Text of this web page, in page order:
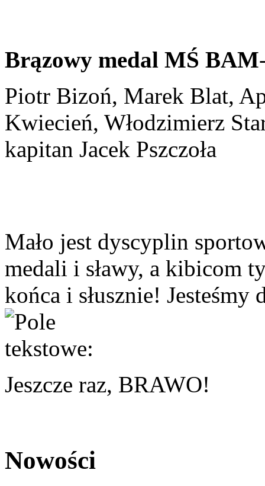
Brązowy medal MŚ BAM
Piotr Bizoń, Marek Blat,
Kwiecień, Włodzimierz
kapitan Jacek Pszczoła
Mało jest dyscyplin
medali i sławy, a kibicom
końca i słusznie!
Jeszcze raz, BRAWO!
Nowości